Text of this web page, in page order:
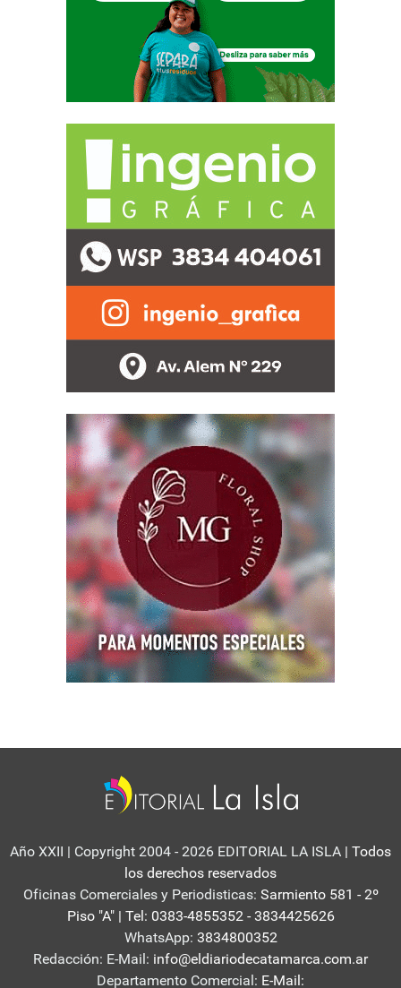
Año XXII | Copyright 2004 - 2026 EDITORIAL LA ISLA | Todos
los derechos reservados
Oficinas Comerciales y Periodisticas: Sarmiento 581 - 2º
Piso "A" | Tel: 0383-4855352 - 3834425626
WhatsApp: 3834800352
Redacción: E-Mail: info@eldiariodecatamarca.com.ar
Departamento Comercial: E-Mail: